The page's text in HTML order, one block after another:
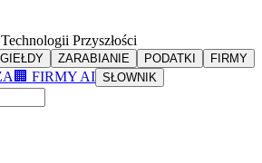
Przyszłości
GIEŁDY ZARABIANIE PODATKI
FIRMY
🏢 FIRMY AI SŁOWNIK